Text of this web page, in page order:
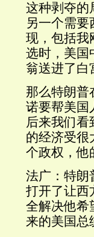
这种剥夺的
另一个需
现，包括我
选时，美国
翁送进了白
那么特朗普
诺要帮美国
后来我们
的经济受很
个政权，他
法广：特朗
打开了让西
全解决他希
来的美国总